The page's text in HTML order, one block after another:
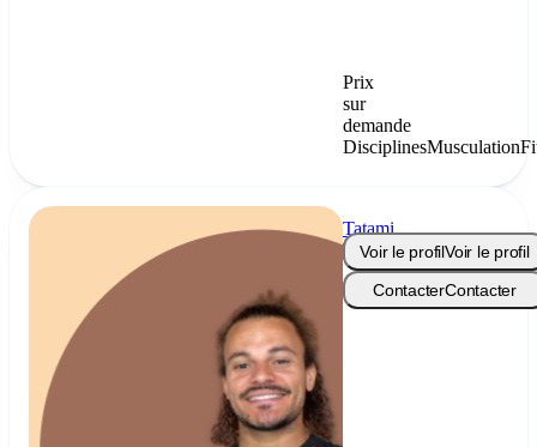
Prix
sur
demande
DisciplinesMusculation
Tatami
Therapy
Voir le profilVoir le profil
ContacterContacter